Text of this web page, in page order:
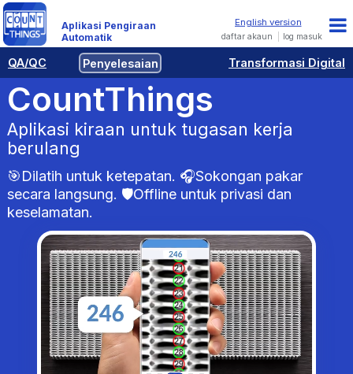
Aplikasi Pengiraan
Automatik
daftar akaun log masuk
QA/QC Penyelesaian Transformasi Digital
CountThings
Aplikasi kiraan untuk tugasan kerja
berulang
🎯Dilatih untuk ketepatan. 🎧Sokongan pakar
secara langsung. 🛡️Offline untuk privasi dan
keselamatan.